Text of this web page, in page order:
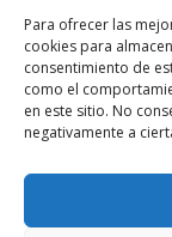
Para ofrecer las
cookies para
consentimiento de
como el
en este sitio. No
negativamente a